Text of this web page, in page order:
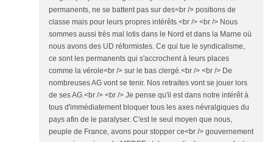
permanents, ne se battent pas sur des<br /> positions de
classe mais pour leurs propres intérêts.<br /> <br /> Nous
sommes aussi très mal lotis dans le Nord et dans la Marne où
nous avons des UD réformistes. Ce qui tue le syndicalisme,
ce sont les permanents qui s'accrochent à leurs places
comme la vérole<br /> sur le bas clergé.<br /> <br /> De
nombreuses AG vont se tenir. Nos retraites vont se jouer lors
de ses AG.<br /> <br /> Je pense qu'il est dans notre intérêt à
tous d'immédiatement bloquer tous les axes névralgiques du
pays afin de le paralyser. C'est le seul moyen que nous,
peuple de France, avons pour stopper ce<br /> gouvernement